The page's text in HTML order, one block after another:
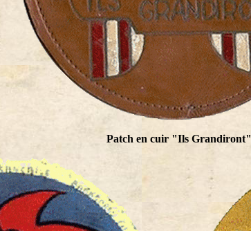
Patch en cuir "Ils Grandiront"